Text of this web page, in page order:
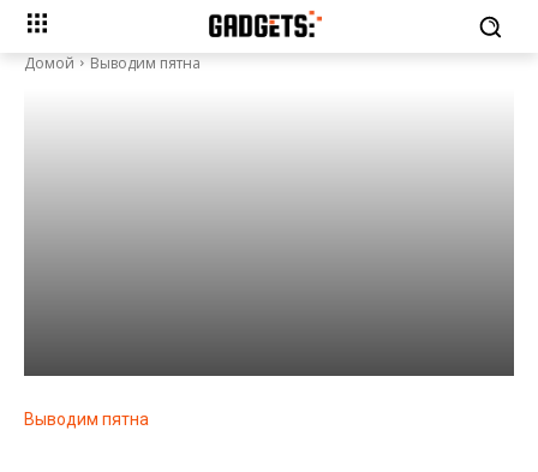
Домой Выводим пятна
Выводим пятна